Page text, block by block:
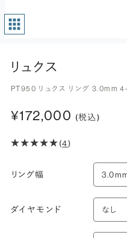
リュクス
PT950 リュクス リング 3.0mm
¥172,000 (税込)
(4)
リング幅
ダイヤモンド